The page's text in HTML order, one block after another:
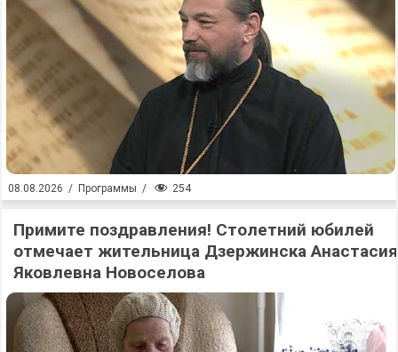
08.08.2026 / Программы / 254
Примите поздравления! Столетний юбилей
отмечает жительница Дзержинска Анастасия
Яковлевна Новоселова